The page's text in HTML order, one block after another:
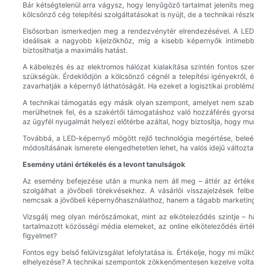
Bár kétségtelenül arra vágysz, hogy lenyűgöző tartalmat jeleníts
kölcsönző cég telepítési szolgáltatásokat is nyújt, de a technikai
Elsősorban ismerkedjen meg a rendezvénytér elrendezésével. A
ideálisak a nagyobb kijelzőkhöz, míg a kisebb képernyők
biztosíthatja a maximális hatást.
A kábelezés és az elektromos hálózat kialakítása szintén fontos
szükségük. Érdeklődjön a kölcsönző cégnél a telepítési
zavarhatják a képernyő láthatóságát. Ha ezeket a logisztikai
A technikai támogatás egy másik olyan szempont, amelyet nem
merülhetnek fel, és a szakértői támogatáshoz való hozzáférés
az ügyfél nyugalmát helyezi előtérbe azáltal, hogy biztosítja, hogy
Továbbá, a LED-képernyő mögött rejlő technológia megértése,
módosításának ismerete elengedhetetlen lehet, ha valós idejű
Esemény utáni értékelés és a levont tanulságok
Az esemény befejezése után a munka nem áll meg – áttér az
szolgálhat a jövőbeli törekvésekhez. A vásárlói visszajelzések
nemcsak a jövőbeli képernyőhasználathoz, hanem a tágabb
Vizsgálj meg olyan mérőszámokat, mint az elköteleződés szintje
tartalmazott közösségi média elemeket, az online elköteleződés
figyelmet?
Fontos egy belső felülvizsgálat lefolytatása is. Értékelje, hogy mi
elhelyezése? A technikai szempontok zökkenőmentesen kezelve